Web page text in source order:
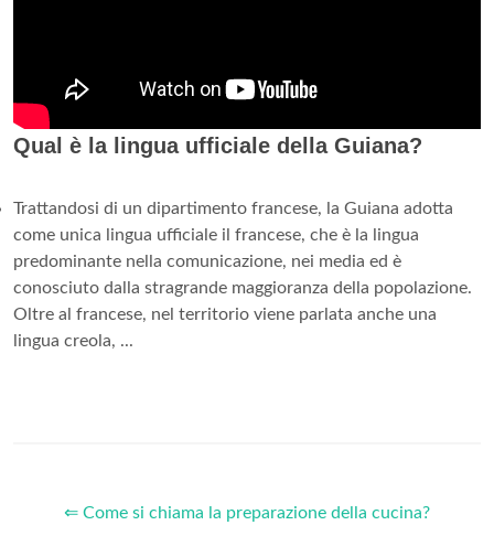
Qual è la lingua ufficiale della Guiana?
Trattandosi di un dipartimento francese, la Guiana adotta
come unica lingua ufficiale il francese, che è la lingua
predominante nella comunicazione, nei media ed è
conosciuto dalla stragrande maggioranza della popolazione.
Oltre al francese, nel territorio viene parlata anche una
lingua creola, ...
⇐ Come si chiama la preparazione della cucina?